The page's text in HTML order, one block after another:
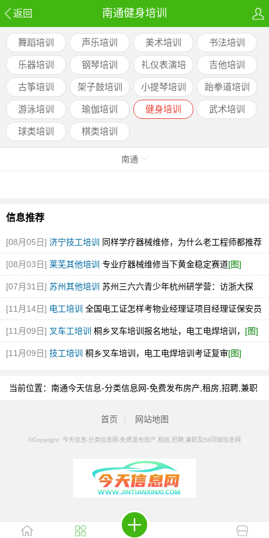
返回 南通健身培训
舞蹈培训 声乐培训 美术培训 书法培训
乐器培训 钢琴培训
礼仪表演培
训
吉他培训
古筝培训 架子鼓培训 小提琴培训 跆拳道培训
游泳培训 瑜伽培训 健身培训 武术培训
球类培训 棋类培训
南通
信息推荐
[08月05日] 济宁技工培训 同样学疗器械维修，为什么老工程师都推荐
彩虹[图]
[08月03日] 莱芜其他培训 专业疗器械维修当下黄金稳定赛道[图]
[07月31日] 苏州其他培训 苏州三六六青少年杭州研学营：访浙大探
AI，开阔视野，火热招募
[11月14日] 电工培训 全国电工证怎样考物业经理证项目经理证保安员
报名 [图]
[11月09日] 叉车工培训 桐乡叉车培训报名地址，电工电焊培训， [图]
[11月09日] 技工培训 桐乡叉车培训，电工电焊培训考证复审[图]
当前位置： 南通今天信息-分类信息网-免费发布房产,租房,招聘,兼职
首页 网站地图
©Copyright 今天信息-分类信息网-免费发布房产,租房,招聘,兼职及58同城信息网